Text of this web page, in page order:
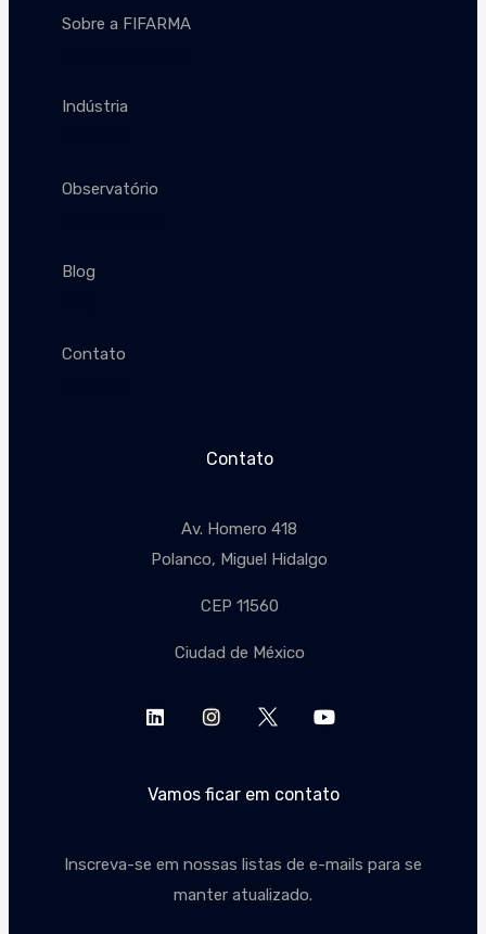
Sobre a FIFARMA
Indústria
Observatório
Blog
Contato
Contato
Av. Homero 418
Polanco, Miguel Hidalgo
CEP 11560
Ciudad de México
Vamos ficar em contato
Inscreva-se em nossas listas de e-mails para se
manter atualizado.